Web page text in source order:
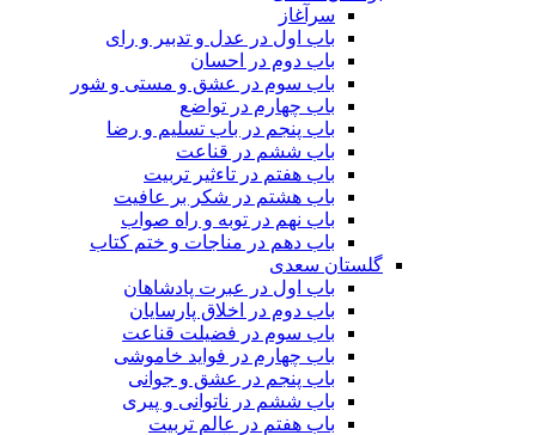
سرآغاز
باب اول در عدل و تدبیر و رای
باب دوم در احسان
باب سوم در عشق و مستی و شور
باب چهارم در تواضع
باب پنجم در باب تسلیم و رضا
باب ششم در قناعت
باب هفتم در تاءثیر تربیت
باب هشتم در شکر بر عافیت
باب نهم در توبه و راه صواب
باب دهم در مناجات و ختم کتاب
گلستان سعدی
باب اول در عبرت پادشاهان
باب دوم در اخلاق پارسایان
باب سوم در فضیلت قناعت
باب چهارم در فواید خاموشى
باب پنجم در عشق و جوانى
باب ششم در ناتوانى و پیرى
باب هفتم در عالم تربیت